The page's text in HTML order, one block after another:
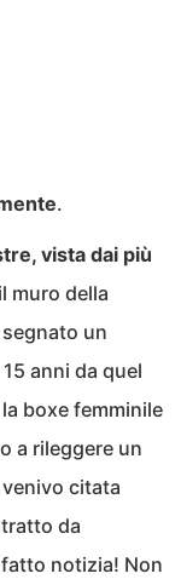
.
vista dai più
muro della
un
anni da quel
boxe femminile
a rileggere un
citata
da
notizia! Non